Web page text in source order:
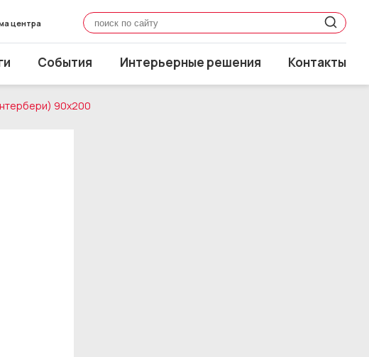
События Интерьерные решения Контакты
центра
90x200